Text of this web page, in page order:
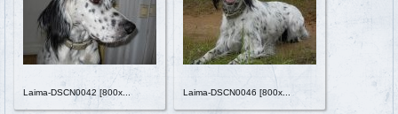
Laima-DSCN0042 [800x... Laima-DSCN0046 [800x...